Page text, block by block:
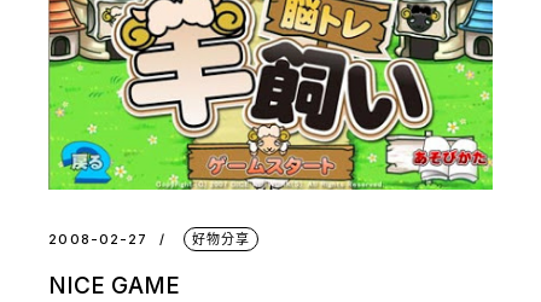
2008-02-27 好物分享
NICE GAME